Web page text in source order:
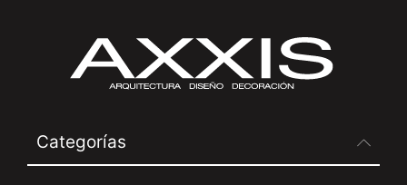
Categorías